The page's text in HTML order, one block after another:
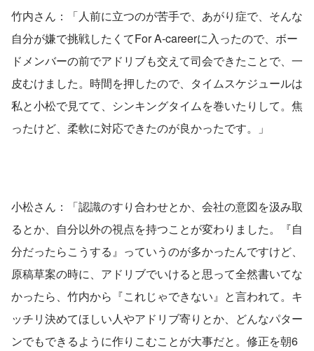
竹内さん：「人前に立つのが苦手で、あがり症で、そんな
自分が嫌で挑戦したくてFor A-careerに入ったので、ボー
ドメンバーの前でアドリブも交えて司会できたことで、一
皮むけました。時間を押したので、タイムスケジュールは
私と小松で見てて、シンキングタイムを巻いたりして。焦
ったけど、柔軟に対応できたのが良かったです。」
小松さん：「認識のすり合わせとか、会社の意図を汲み取
るとか、自分以外の視点を持つことが変わりました。『自
分だったらこうする』っていうのが多かったんですけど、
原稿草案の時に、アドリブでいけると思って全然書いてな
かったら、竹内から『これじゃできない』と言われて。キ
ッチリ決めてほしい人やアドリブ寄りとか、どんなパター
ンでもできるように作りこむことが大事だと。修正を朝6